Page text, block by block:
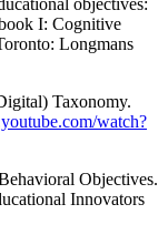
I: Cognitive
Longmans
Taxonomy.
watch?
Objectives.
Innovators